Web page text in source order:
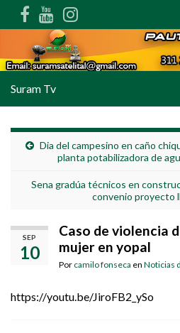
Suram Tv
Dia del campesino en caño
planta potabilizadora de
Sena gradúa técnicos en
convenio proyecto
SEP
10
Caso de violencia
mujer en yopal
Por camilo fonseca en Noticias
https://youtu.be/JiroFB2_ySo